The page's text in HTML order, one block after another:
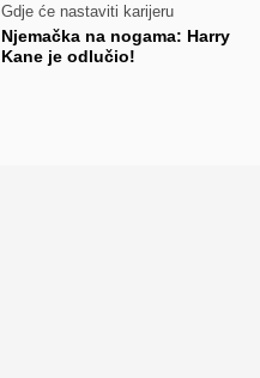
Gdje će nastaviti karijeru
Njemačka na nogama: Harry
Kane je odlučio!